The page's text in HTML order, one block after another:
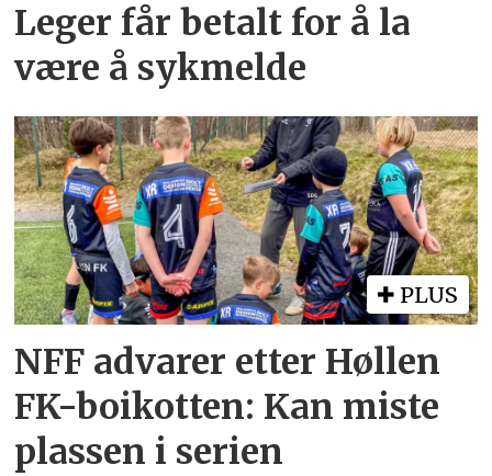
Leger får betalt for å la
være å sykmelde
PLUS
NFF advarer etter Høllen
FK-boikotten: Kan miste
plassen i serien